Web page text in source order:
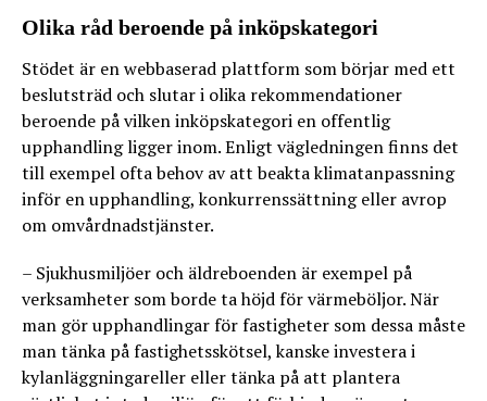
Olika råd beroende på inköpskategori
Stödet är en webbaserad plattform som börjar med ett
beslutsträd och slutar i olika rekommendationer
beroende på vilken inköpskategori en offentlig
upphandling ligger inom. Enligt vägledningen finns det
till exempel ofta behov av att beakta klimatanpassning
inför en upphandling, konkurrenssättning eller avrop
om omvårdnadstjänster.
– Sjukhusmiljöer och äldreboenden är exempel på
verksamheter som borde ta höjd för värmeböljor. När
man gör upphandlingar för fastigheter som dessa måste
man tänka på fastighetsskötsel, kanske investera i
kylanläggningareller eller tänka på att plantera